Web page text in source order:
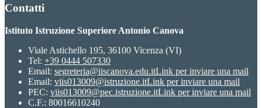
Contatti
Istituto Istruzione Superiore Antonio Canova
Viale Astichello 195, 36100 Vicenza (VI)
Tel: +39 0444 507330
Email: segreteria@iiscanova.edu.itLink per inviare una mail
Email: viis013009@istruzione.itLink per inviare una mail
PEC: viis013009@pec.istruzione.itLink per inviare una mail
C.F.: 80016610240